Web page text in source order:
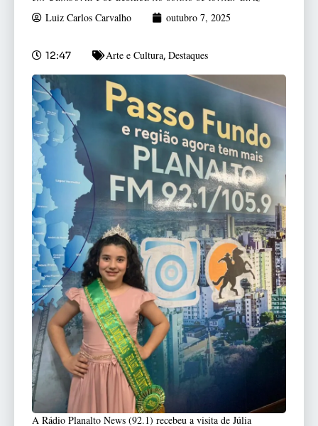
Luiz Carlos Carvalho outubro 7, 2025
12:47 Arte e Cultura, Destaques
A Rádio Planalto News (92.1) recebeu a visita de Júlia